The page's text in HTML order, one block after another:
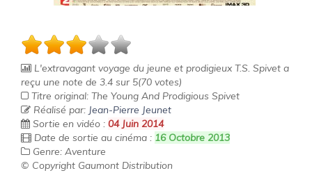
L'extravagant voyage du jeune et prodigieux T.S. Spivet a
reçu une note de 3.4 sur 5(70 votes)
Titre original: The Young And Prodigious Spivet
Réalisé par: Jean-Pierre Jeunet
Sortie en vidéo : 04 Juin 2014
Date de sortie au cinéma : 16 Octobre 2013
Genre: Aventure
© Copyright Gaumont Distribution